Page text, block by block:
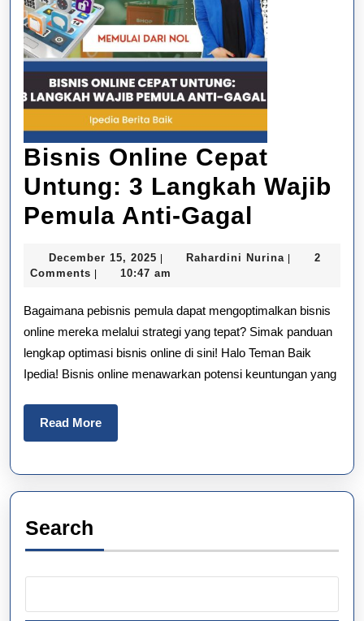
Bisnis Online Cepat
Untung: 3 Langkah Wajib
Pemula Anti-Gagal
Cepat
Untung:
3
Langkah
Wajib
Gagal
December 15, 2025 December
15,
Rahardini Nurina Rahardini
2
Comments
10:47 am
Bagaimana pebisnis pemula dapat mengoptimalkan bisnis
online mereka melalui strategi yang tepat? Simak panduan
lengkap optimasi bisnis online di sini! Halo Teman Baik
Ipedia! Bisnis online menawarkan potensi keuntungan yang
Read MoreRead
More
Search